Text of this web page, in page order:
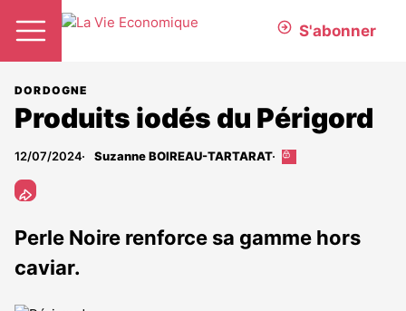
S'abonner
DORDOGNE
Produits iodés du Périgord
12/07/2024 Suzanne BOIREAU-TARTARAT
Cet
abonnés
Perle Noire renforce sa gamme hors
caviar.